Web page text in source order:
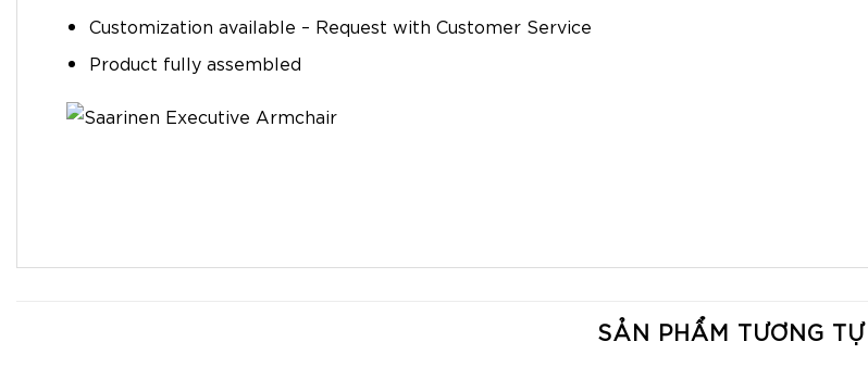
Customization available – Request with Customer Service
Product fully assembled
SẢN PHẨM TƯƠNG TỰ